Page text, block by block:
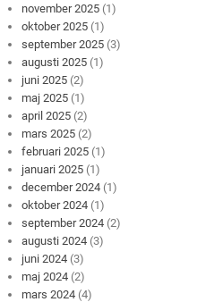
november 2025 (1)
oktober 2025 (1)
september 2025 (3)
augusti 2025 (1)
juni 2025 (2)
maj 2025 (1)
april 2025 (2)
mars 2025 (2)
februari 2025 (1)
januari 2025 (1)
december 2024 (1)
oktober 2024 (1)
september 2024 (2)
augusti 2024 (3)
juni 2024 (3)
maj 2024 (2)
mars 2024 (4)